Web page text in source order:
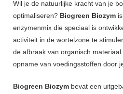
Wil je de natuurlijke kracht van je
optimaliseren? Biogreen Biozymis
enzymenmix die speciaal is
activiteit in de wortelzone te
de afbraak van organisch
opname van voedingsstoffen door
Biogreen Biozymbevat een